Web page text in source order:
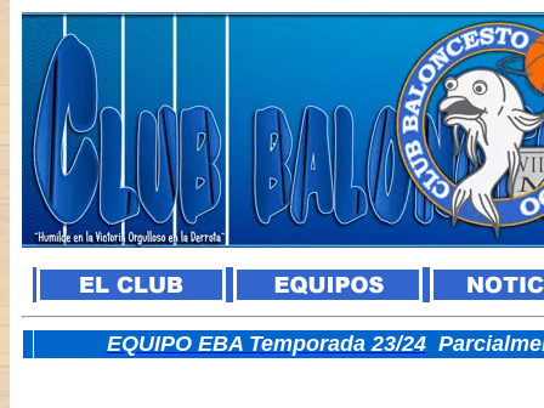
EQUIPO EBA Temporada 23/24